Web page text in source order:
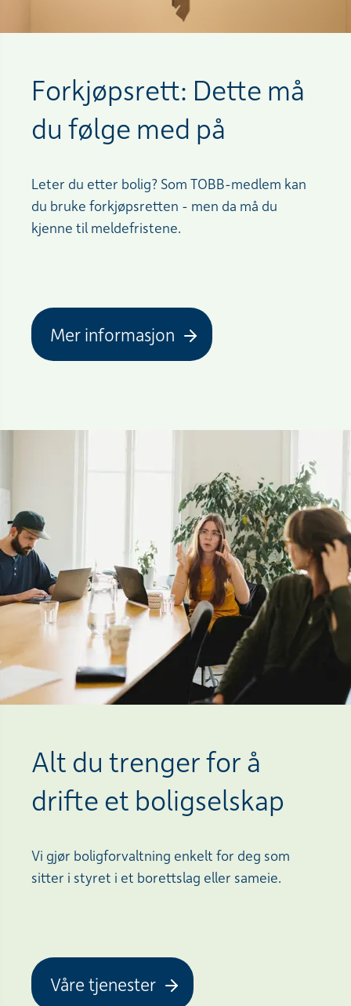
Forkjøpsrett: Dette må
du følge med på
Leter du etter bolig? Som TOBB-medlem kan
du bruke forkjøpsretten - men da må du
kjenne til meldefristene.
Mer informasjon
Alt du trenger for å
drifte et boligselskap
Vi gjør boligforvaltning enkelt for deg som
sitter i styret i et borettslag eller sameie.
Våre tjenester